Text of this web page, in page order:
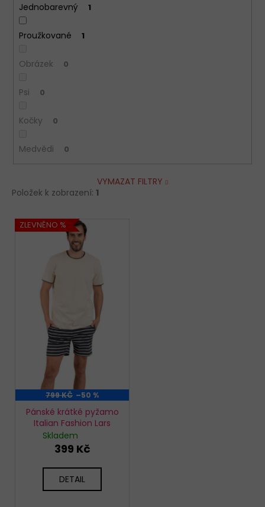
Jednobarevný 1
Proužkované 1
Obrázek 0
Psi 0
Kočky 0
Medvědi 0
VYMAZAT FILTRY
Položek k zobrazení: 1
V
ý
t
ů
ZLEVNĚNO %
799 KČ –50 %
Pánské krátké pyžamo
Italian Fashion Lars
Skladem
399 Kč
DETAIL